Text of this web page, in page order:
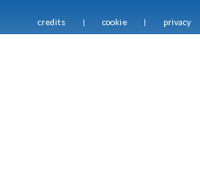
credits cookie privacy